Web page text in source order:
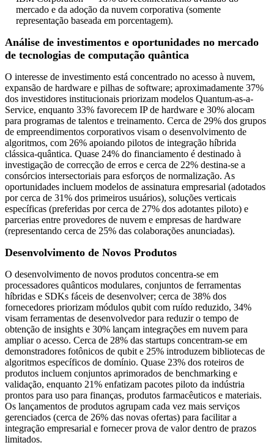
mercado e da adoção da nuvem corporativa (somente
representação baseada em porcentagem).
Análise de investimentos e oportunidades no mercado
de tecnologias de computação quântica
O interesse de investimento está concentrado no acesso à nuvem,
expansão de hardware e pilhas de software; aproximadamente 37%
dos investidores institucionais priorizam modelos Quantum-as-a-
Service, enquanto 33% favorecem IP de hardware e 30% alocam
para programas de talentos e treinamento. Cerca de 29% dos grupos
de empreendimentos corporativos visam o desenvolvimento de
algoritmos, com 26% apoiando pilotos de integração híbrida
clássica-quântica. Quase 24% do financiamento é destinado à
investigação de correcção de erros e cerca de 22% destina-se a
consórcios intersectoriais para esforços de normalização. As
oportunidades incluem modelos de assinatura empresarial (adotados
por cerca de 31% dos primeiros usuários), soluções verticais
específicas (preferidas por cerca de 27% dos adotantes piloto) e
parcerias entre provedores de nuvem e empresas de hardware
(representando cerca de 25% das colaborações anunciadas).
Desenvolvimento de Novos Produtos
O desenvolvimento de novos produtos concentra-se em
processadores quânticos modulares, conjuntos de ferramentas
híbridas e SDKs fáceis de desenvolver; cerca de 38% dos
fornecedores priorizam módulos qubit com ruído reduzido, 34%
visam ferramentas de desenvolvedor para reduzir o tempo de
obtenção de insights e 30% lançam integrações em nuvem para
ampliar o acesso. Cerca de 28% das startups concentram-se em
demonstradores fotônicos de qubit e 25% introduzem bibliotecas de
algoritmos específicos de domínio. Quase 23% dos roteiros de
produtos incluem conjuntos aprimorados de benchmarking e
validação, enquanto 21% enfatizam pacotes piloto da indústria
prontos para uso para finanças, produtos farmacêuticos e materiais.
Os lançamentos de produtos agrupam cada vez mais serviços
gerenciados (cerca de 26% das novas ofertas) para facilitar a
integração empresarial e fornecer prova de valor dentro de prazos
limitados.